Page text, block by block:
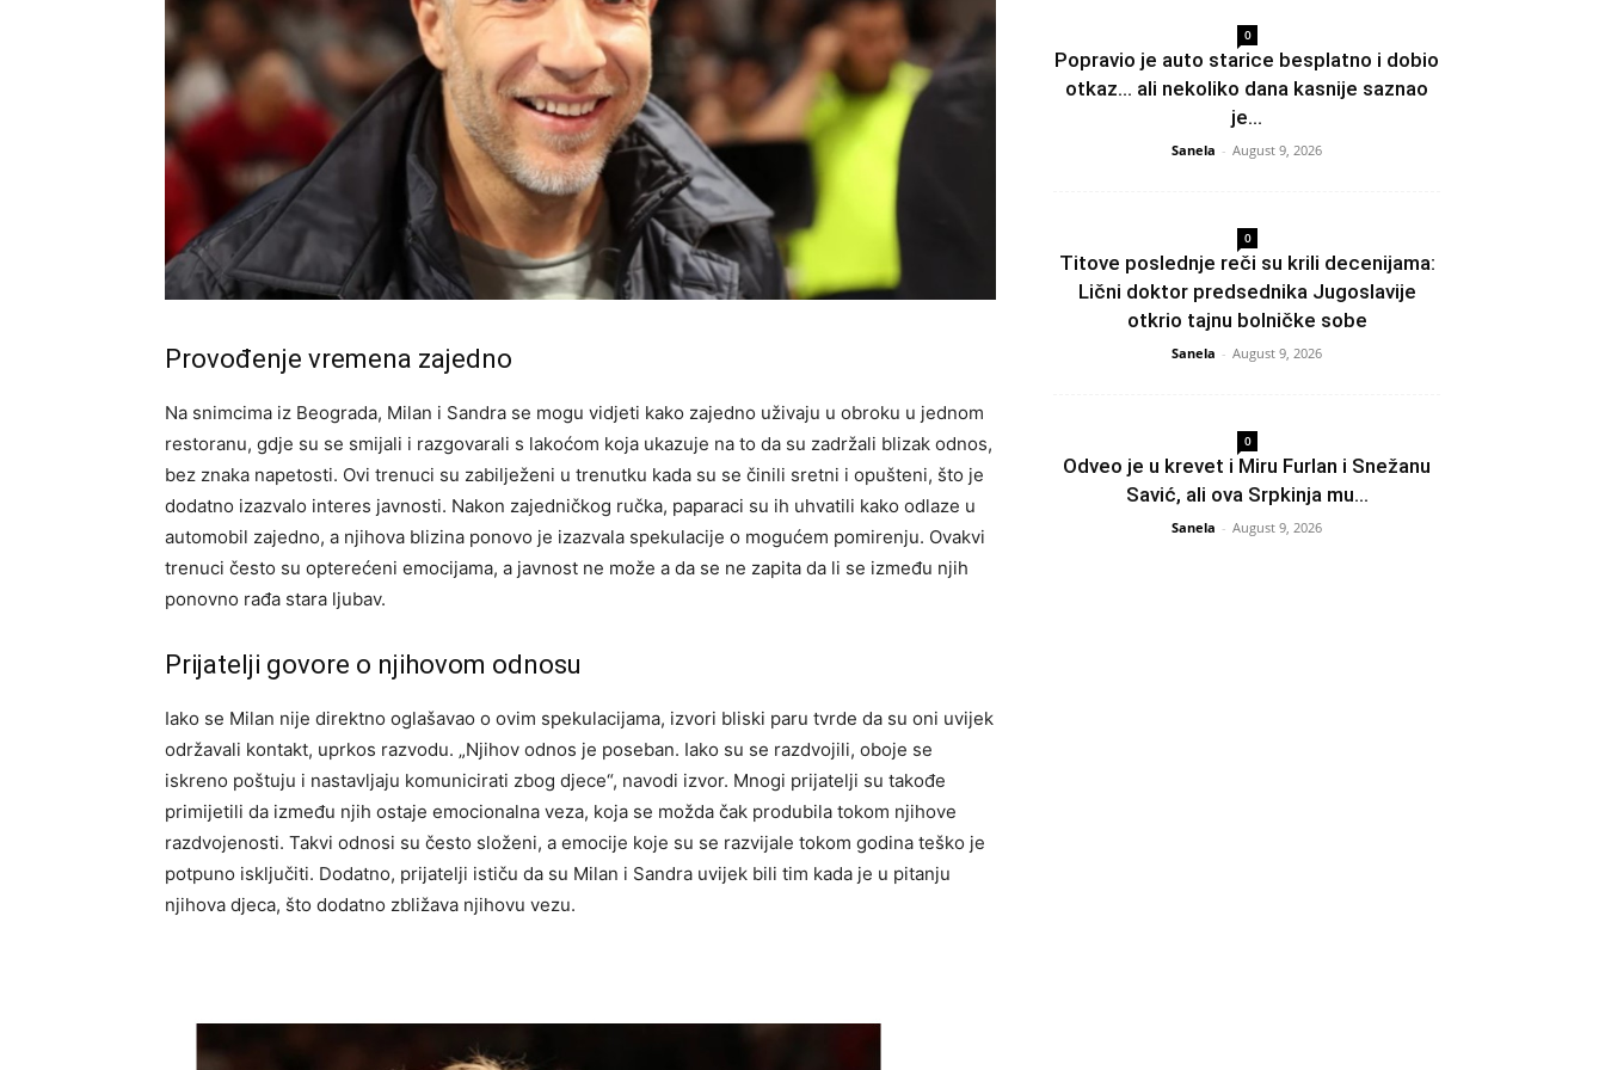
Provođenje vremena zajedno
Na snimcima iz Beograda, Milan i Sandra se mogu vidjeti kako zajedno uživaju u obroku u jednom
restoranu, gdje su se smijali i razgovarali s lakoćom koja ukazuje na to da su zadržali blizak odnos,
bez znaka napetosti. Ovi trenuci su zabilježeni u trenutku kada su se činili sretni i opušteni, što je
dodatno izazvalo interes javnosti. Nakon zajedničkog ručka, paparaci su ih uhvatili kako odlaze u
automobil zajedno, a njihova blizina ponovo je izazvala spekulacije o mogućem pomirenju. Ovakvi
trenuci često su opterećeni emocijama, a javnost ne može a da se ne zapita da li se između njih
ponovno rađa stara ljubav.
Prijatelji govore o njihovom odnosu
Iako se Milan nije direktno oglašavao o ovim spekulacijama, izvori bliski paru tvrde da su oni uvijek
održavali kontakt, uprkos razvodu. „Njihov odnos je poseban. Iako su se razdvojili, oboje se
iskreno poštuju i nastavljaju komunicirati zbog djece“, navodi izvor. Mnogi prijatelji su takođe
primijetili da između njih ostaje emocionalna veza, koja se možda čak produbila tokom njihove
razdvojenosti. Takvi odnosi su često složeni, a emocije koje su se razvijale tokom godina teško je
potpuno isključiti. Dodatno, prijatelji ističu da su Milan i Sandra uvijek bili tim kada je u pitanju
njihova djeca, što dodatno zbližava njihovu vezu.
0
Popravio je auto starice besplatno i dobio
otkaz… ali nekoliko dana kasnije saznao
je...
Sanela - August 9, 2026
0
Titove poslednje reči su krili decenijama:
Lični doktor predsednika Jugoslavije
otkrio tajnu bolničke sobe
Sanela - August 9, 2026
0
Odveo je u krevet i Miru Furlan i Snežanu
Savić, ali ova Srpkinja mu...
Sanela - August 9, 2026